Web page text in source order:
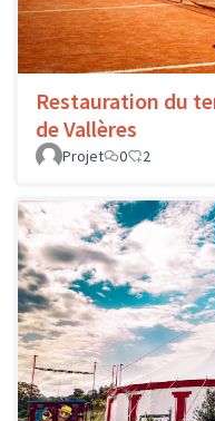
Restauration du
de Vallères
Projet
0 2